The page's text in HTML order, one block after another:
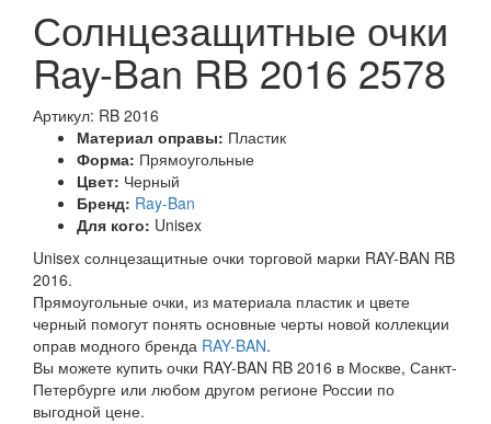
Солнцезащитные очки
Ray-Ban RB 2016 2578
Артикул: RB 2016
Материал оправы: Пластик
Форма: Прямоугольные
Цвет: Черный
Бренд: Ray-Ban
Для кого: Unisex
Unisex солнцезащитные очки торговой марки RAY-BAN RB
2016.
Прямоугольные очки, из материала пластик и цвете
черный помогут понять основные черты новой коллекции
оправ модного бренда RAY-BAN.
Вы можете купить очки RAY-BAN RB 2016 в Москве, Санкт-
Петербурге или любом другом регионе России по
выгодной цене.